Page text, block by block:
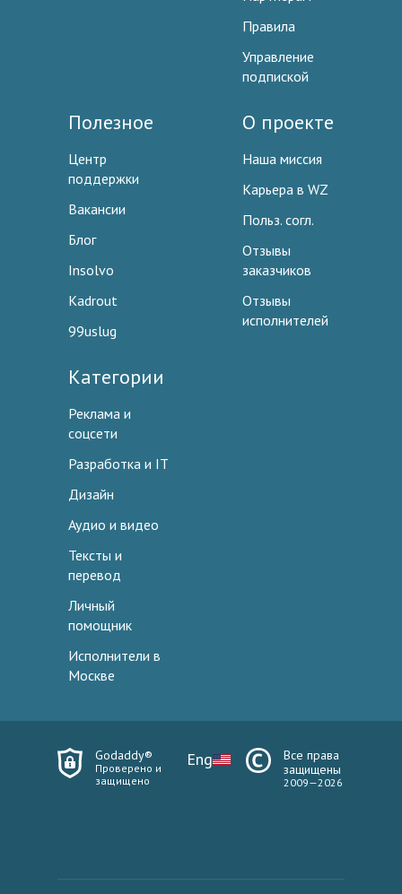
Правила
Управление
подпиской
Полезное
Центр
поддержки
Вакансии
Блог
Insolvo
Kadrout
99uslug
О проекте
Наша миссия
Карьера в WZ
Польз. согл.
Отзывы
заказчиков
Отзывы
исполнителей
Категории
Реклама и
соцсети
Разработка и IT
Дизайн
Аудио и видео
Тексты и
перевод
Личный
помощник
Исполнители в
Москве
Godaddy®
Проверено и
защищено
Eng
Все права
защищены
2009—2026